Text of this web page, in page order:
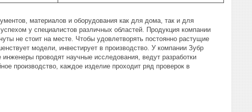
материалов и оборудования как для дома, так и для
у специалистов различных областей. Продукция компании
не стоит на месте. Чтобы удовлетворять постоянно растущие
модели, инвестирует в производство. У компании Зубр
проводят научные исследования, ведут разработки
производство, каждое изделие проходит ряд проверок в